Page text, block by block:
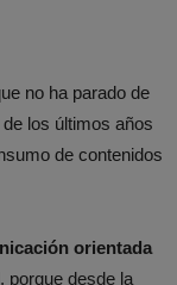
no ha parado de
los últimos años
de contenidos
orientada
porque desde la